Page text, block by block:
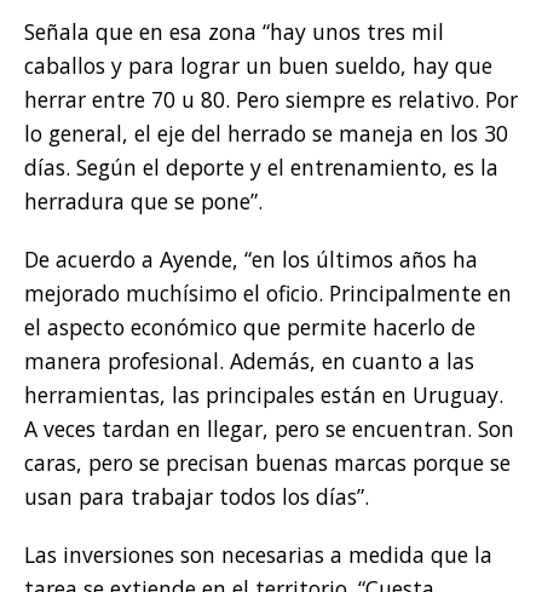
Señala que en esa zona “hay unos tres mil
caballos y para lograr un buen sueldo, hay que
herrar entre 70 u 80. Pero siempre es relativo. Por
lo general, el eje del herrado se maneja en los 30
días. Según el deporte y el entrenamiento, es la
herradura que se pone”.
De acuerdo a Ayende, “en los últimos años ha
mejorado muchísimo el oficio. Principalmente en
el aspecto económico que permite hacerlo de
manera profesional. Además, en cuanto a las
herramientas, las principales están en Uruguay.
A veces tardan en llegar, pero se encuentran. Son
caras, pero se precisan buenas marcas porque se
usan para trabajar todos los días”.
Las inversiones son necesarias a medida que la